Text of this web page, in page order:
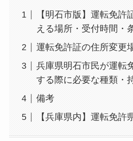
【明石市版】運転免許
える場所・受付時間・
運転免許証の住所変更
兵庫県明石市民が運転
する際に必要な種類・
備考
【兵庫県内】運転免許